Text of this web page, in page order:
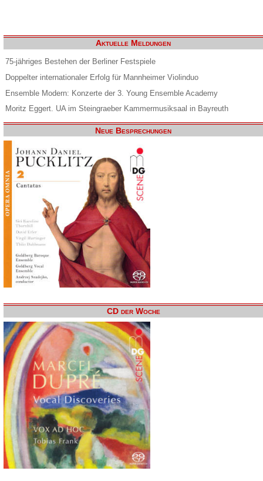
Aktuelle Meldungen
75-jähriges Bestehen der Berliner Festspiele
Doppelter internationaler Erfolg für Mannheimer Violinduo
Ensemble Modern: Konzerte der 3. Young Ensemble Academy
Moritz Eggert. UA im Steingraeber Kammermusiksaal in Bayreuth
Neue Besprechungen
CD der Woche